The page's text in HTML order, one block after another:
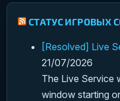
СТАТУС ИГРОВЫХ
[Resolved] Live
21/07/2026
The Live Service
window starting